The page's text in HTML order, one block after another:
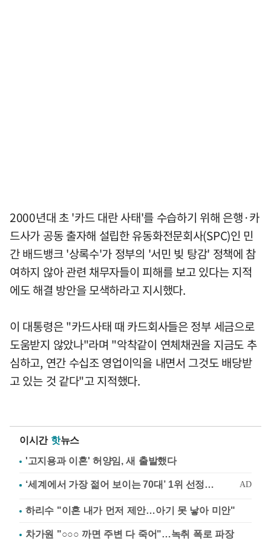
2000년대 초 '카드 대란 사태'를 수습하기 위해 은행·카
드사가 공동 출자해 설립한 유동화전문회사(SPC)인 민
간 배드뱅크 '상록수'가 정부의 '서민 빚 탕감' 정책에 참
여하지 않아 관련 채무자들이 피해를 보고 있다는 지적
에도 해결 방안을 모색하라고 지시했다.
이 대통령은 "카드사태 때 카드회사들은 정부 세금으로
도움받지 않았나"라며 "악착같이 연체채권을 지금도 추
심하고, 연간 수십조 영업이익을 내면서 그것도 배당받
고 있는 것 같다"고 지적했다.
이시간 핫뉴스
'고지용과 이혼' 허양임, 새 출발했다
하리수 "이혼 내가 먼저 제안…아기 못 낳아 미안"
차가원 "○○○ 까면 주변 다 죽어"…녹취 폭로 파장